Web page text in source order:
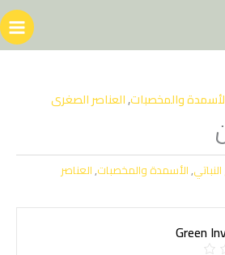
والمخصبات,العناصر الصغرى
,الأسمدة والمخصبات,العناصر
Green